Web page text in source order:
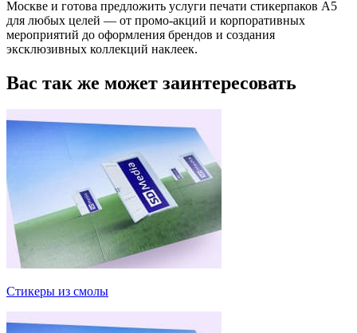
Москве и готова предложить услуги печати стикерпаков А5
для любых целей — от промо-акций и корпоративных
мероприятий до оформления брендов и создания
эксклюзивных коллекций наклеек.
Вас так же может заинтересовать
Стикеры из смолы